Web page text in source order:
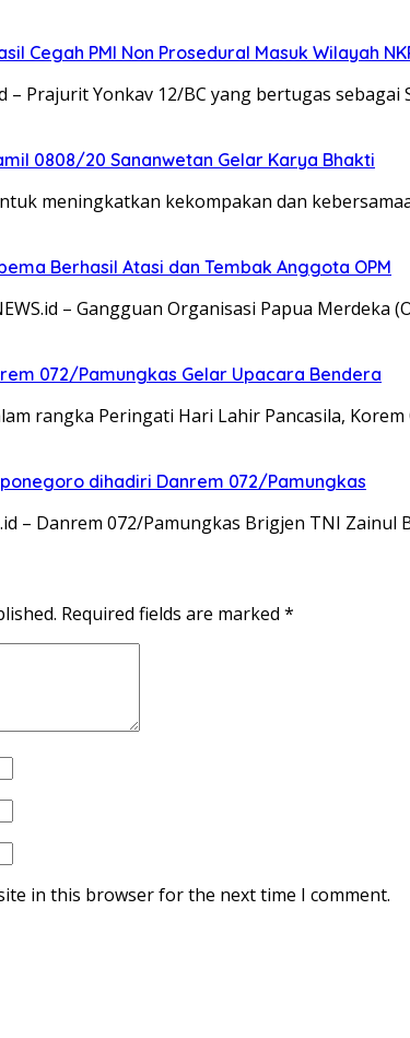
Cegah PMI Non Prosedural Masuk Wilayah
– Prajurit Yonkav 12/BC yang bertugas
0808/20 Sananwetan Gelar Karya Bhakti
meningkatkan kekompakan dan
Berhasil Atasi dan Tembak Anggota OPM
– Gangguan Organisasi Papua
072/Pamungkas Gelar Upacara Bendera
rangka Peringati Hari Lahir Pancasila,
dihadiri Danrem 072/Pamungkas
– Danrem 072/Pamungkas Brigjen TNI Zainul
Required fields are marked *
in this browser for the next time I comment.